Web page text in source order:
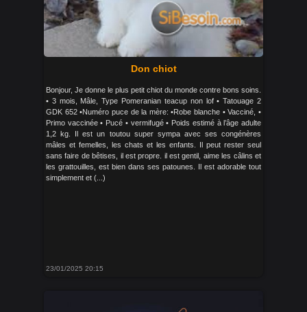
Don chiot
Bonjour, Je donne le plus petit chiot du monde contre bons soins.
• 3 mois, Mâle, Type Pomeranian teacup non lof • Tatouage 2
GDK 652 •Numéro puce de la mère: •Robe blanche • Vacciné, •
Primo vaccinée • Pucé • vermifugé • Poids estimé à l’âge adulte
1,2 kg. Il est un toutou super sympa avec ses congénères
mâles et femelles, les chats et les enfants. Il peut rester seul
sans faire de bêtises, il est propre. il est gentil, aime les câlins et
les grattouilles, est bien dans ses patounes. Il est adorable tout
simplement et (...)
23/01/2025 20:15